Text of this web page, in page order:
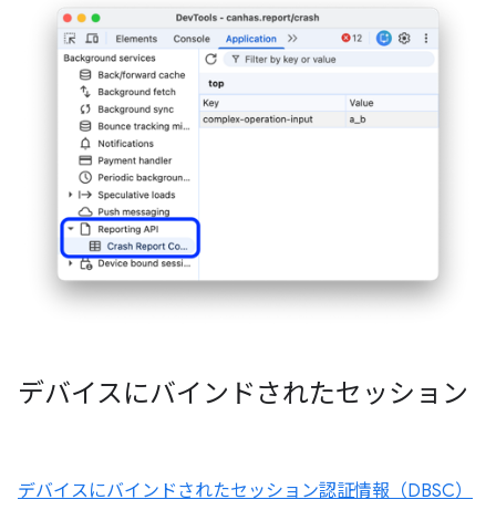
デバイスにバインドされたセッション
デバイスにバインドされたセッション認証情報（DBSC）